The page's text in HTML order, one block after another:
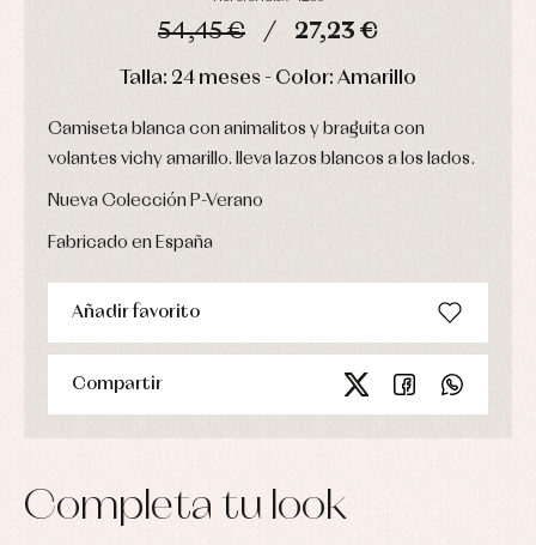
54,45 € 27,23 €
DÍAS HORAS MIN SEG
Talla: 24 meses - Color: Amarillo
Camiseta blanca con animalitos y braguita con
volantes vichy amarillo. lleva lazos blancos a los lados.
Nueva Colección P-Verano
Fabricado en España
Añadir favorito
Compartir
Completa tu look
bodys,
Chaquetas
y
jersey
abrigo
Ropa
baño
interior